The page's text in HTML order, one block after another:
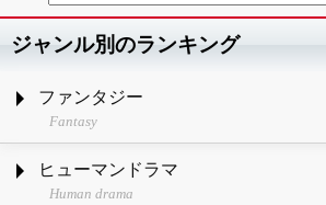
ジャンル別のランキング
ファンタジー
Fantasy
ヒューマンドラマ
Human drama